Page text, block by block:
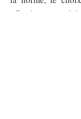
effet de curiosité